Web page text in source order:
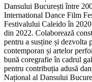
Dansului București între
International Dance Film
Festivalului Caleido în
din 2022. Colaborează
pentru a susține și dezvolta
contemporan și artelor
bună coregrafie în cadrul
pentru contribuția adusă
Național al Dansului